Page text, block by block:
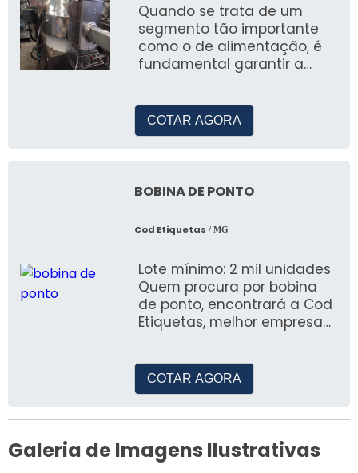
Quando se trata de um
segmento tão importante
como o de alimentação, é
fundamental garantir a
aliment
COTAR AGORA
BOBINA DE PONTO
Cod Etiquetas / MG
Lote mínimo: 2 mil unidades
Quem procura por bobina
de ponto, encontrará a Cod
Etiquetas, melhor empresa
COTAR AGORA
Galeria de Imagens Ilustrativas